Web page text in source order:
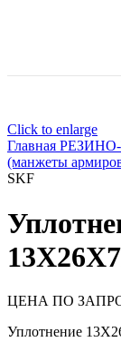
Click to enlarge
Главная
(манжеты
SKF
ЦЕНА ПО
Уплотнение